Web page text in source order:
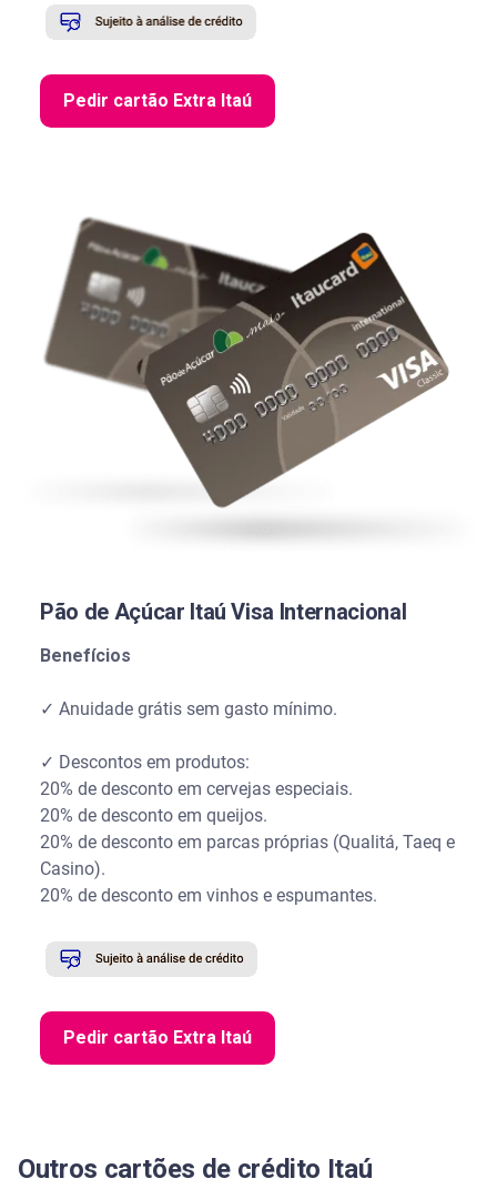
Pedir cartão Extra Itaú
Pão de Açúcar Itaú Visa Internacional
Benefícios
✓ Anuidade grátis sem gasto mínimo.
✓ Descontos em produtos:
20% de desconto em cervejas especiais.
20% de desconto em queijos.
20% de desconto em parcas próprias (Qualitá, Taeq e
Casino).
20% de desconto em vinhos e espumantes.
Pedir cartão Extra Itaú
Outros cartões de crédito Itaú